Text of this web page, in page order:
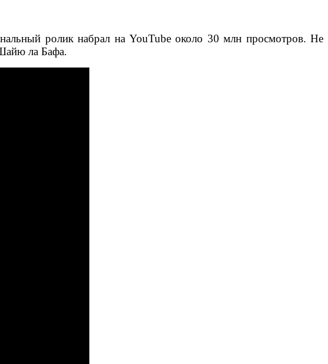
ролик набрал на YouTube около 30 млн просмотров. Не
ла Бафа.